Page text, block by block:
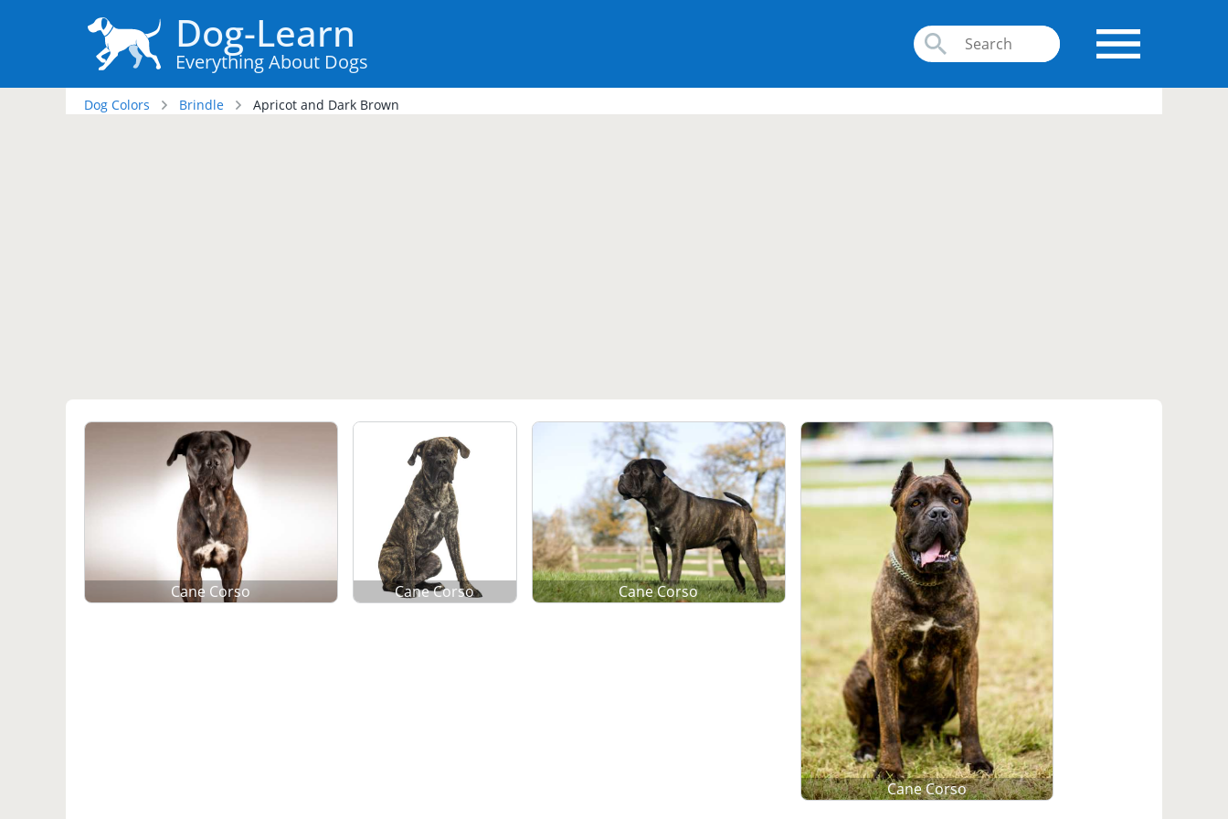
Dog-Learn
Everything About Dogs
Dog Colors Brindle Apricot and Dark Brown
Cane Corso Cane Corso Cane Corso
Cane Corso